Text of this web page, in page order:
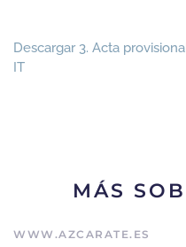
Descargar 3. Acta
IT
MÁS
WWW.AZCARATE.ES